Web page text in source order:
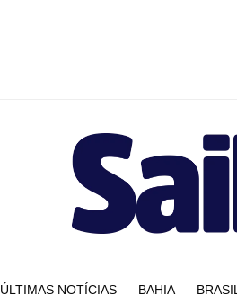
ÚLTIMAS NOTÍCIAS BAHIA BRASIL